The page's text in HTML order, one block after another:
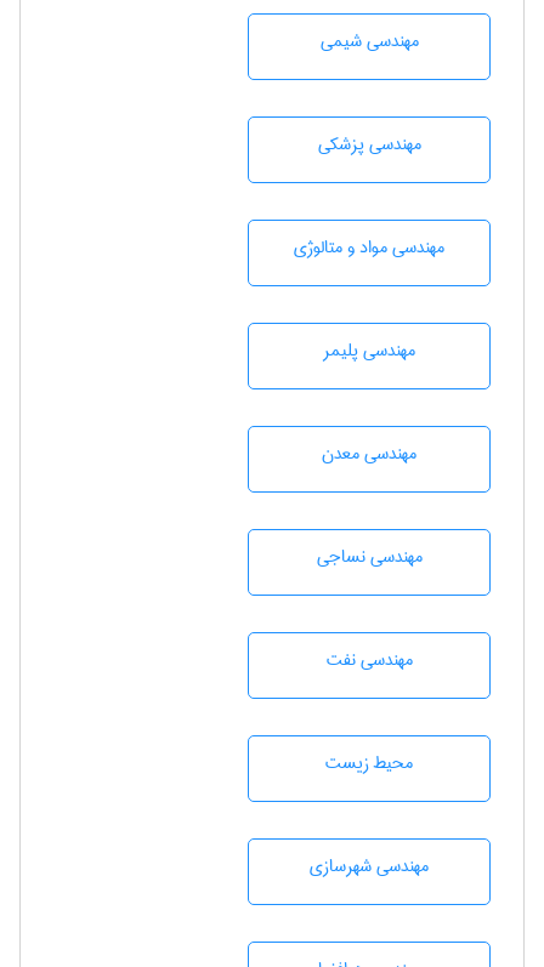
مهندسي شيمی
مهندسی پزشکی
مهندسی مواد و متالوژی
مهندسی پليمر
مهندسی معدن
مهندسي نساجی
مهندسی نفت
محيط زيست
مهندسی شهرسازی